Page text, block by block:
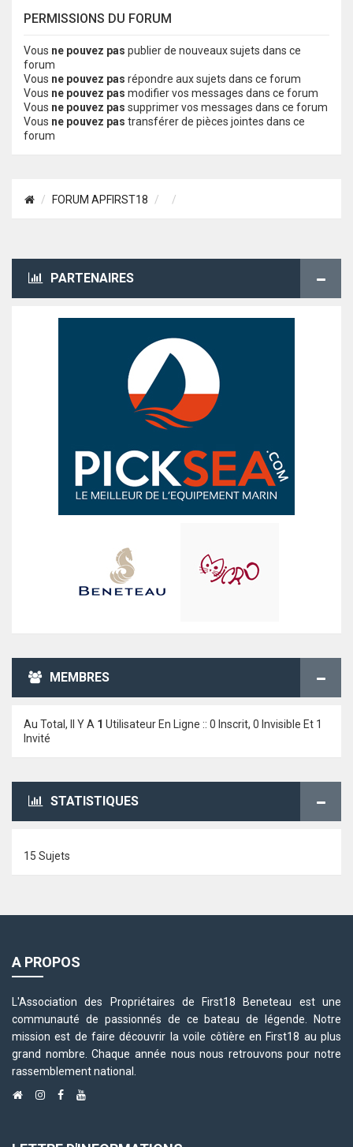
PERMISSIONS DU FORUM
Vous ne pouvez pas publier de nouveaux sujets dans ce
forum
Vous ne pouvez pas répondre aux sujets dans ce forum
Vous ne pouvez pas modifier vos messages dans ce forum
Vous ne pouvez pas supprimer vos messages dans ce forum
Vous ne pouvez pas transférer de pièces jointes dans ce
forum
FORUM APFIRST18
PARTENAIRES
MEMBRES
Au Total, Il Y A 1 Utilisateur En Ligne :: 0 Inscrit, 0 Invisible Et 1
Invité
STATISTIQUES
15 Sujets
A PROPOS
L'Association des Propriétaires de First18 Beneteau est une
communauté de passionnés de ce bateau de légende. Notre
mission est de faire découvrir la voile côtière en First18 au plus
grand nombre. Chaque année nous nous retrouvons pour notre
rassemblement national.